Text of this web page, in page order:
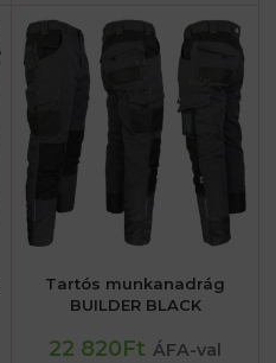
Tartós munkanadrág
BUILDER BLACK
22 820Ft ÁFA-val